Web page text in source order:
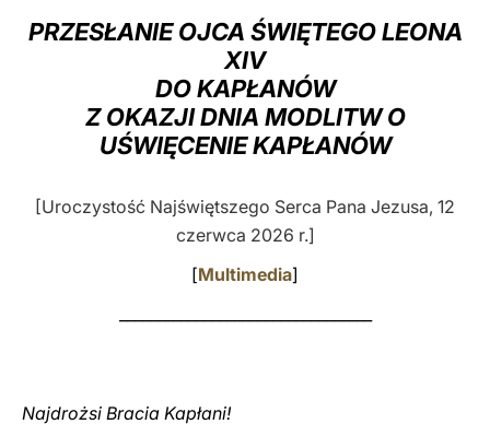
中文
PRZESŁANIE OJCA ŚWIĘTEGO LEONA
XIV
DO KAPŁANÓW
Z OKAZJI DNIA MODLITW O
UŚWIĘCENIE KAPŁANÓW
[Uroczystość Najświętszego Serca Pana Jezusa, 12
czerwca 2026 r.]
[Multimedia]
Najdrożsi Bracia Kapłani!